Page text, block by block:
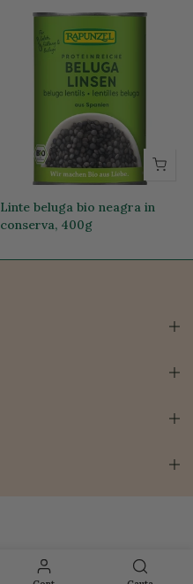
Linte beluga bio neagra in
conserva, 400g